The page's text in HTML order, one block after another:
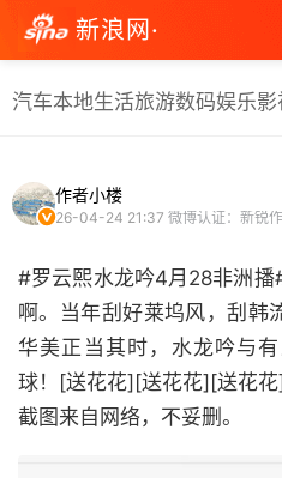
新浪网·
汽车本地生活旅游数码娱乐影
作者小楼
26-04-24 21:37 微博认证：新锐作家小楼
#罗云熙水龙吟4月28非洲
啊。当年刮好莱坞风，刮韩
华美正当其时，水龙吟与
球！[送花花][送花花][送花花]
截图来自网络，不妥删。 ​